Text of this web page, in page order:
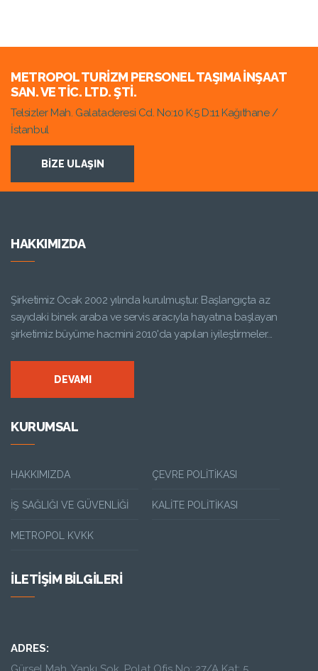
METROPOL TURIZM PERSONEL TAŞIMA İNŞAAT
SAN. VE TIC. LTD. ŞTI.
Telsizler Mah. Galataderesi Cd. No:10 K:5 D:11 Kağıthane /
İstanbul
BIZE ULAŞIN
HAKKIMIZDA
Şirketimiz Ocak 2002 yılında kurulmuştur. Başlangıçta az
sayıdaki binek araba ve servis aracıyla hayatına başlayan
şirketimiz büyüme hacmini 2010'da yapılan iyileştirmeler...
DEVAMI
KURUMSAL
HAKKIMIZDA ÇEVRE POLITIKASI
İŞ SAĞLIĞI VE GÜVENLIĞI KALITE POLITIKASI
METROPOL KVKK
İLETIŞIM BILGILERI
ADRES: